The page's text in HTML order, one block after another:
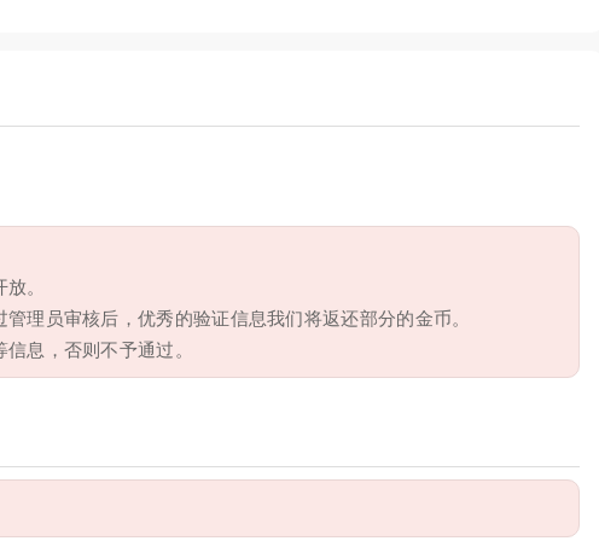
。
理员审核后，优秀的验证信息我们将返还部分的金币。
息，否则不予通过。